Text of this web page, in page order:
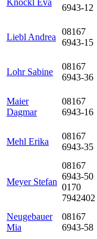
Knöckl Eva
6943-12
Liebl Andrea
08167
6943-15
Lohr Sabine
08167
6943-36
Maier
Dagmar
08167
6943-16
Mehl Erika
08167
6943-35
Meyer Stefan
08167
6943-50
0170
7942402
Neugebauer
Mia
08167
6943-58